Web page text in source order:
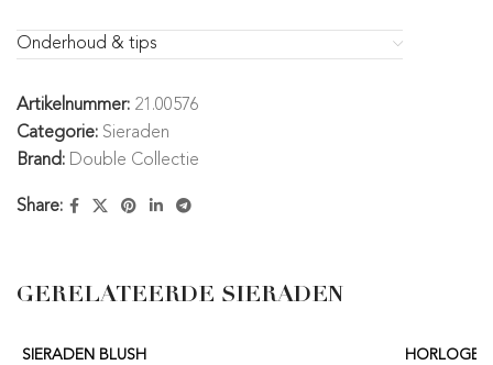
Onderhoud & tips
Artikelnummer: 21.00576
Categorie: Sieraden
Brand: Double Collectie
Share:
GERELATEERDE SIERADEN
SIERADEN BLUSH HORLOGE